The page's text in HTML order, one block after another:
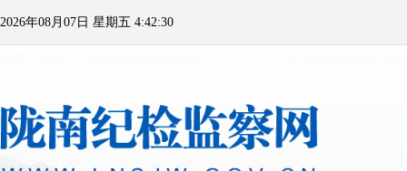
2026年08月07日 星期五 4:42:30